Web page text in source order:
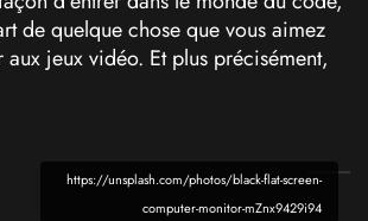
de quelque chose que vous aimez
jeux vidéo. Et plus précisément,
https://unsplash.com/photos/black-flat-screen-
computer-monitor-mZnx9429i94